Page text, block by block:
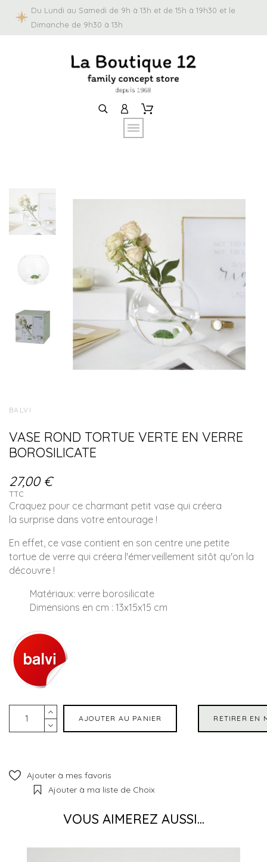
Du Lundi au Samedi de 9h à 13h et de 15h à 19h30 et le
Dimanche de 9h30 à 13h
BALVI
VASE ROND TORTUE VERTE EN VERRE
BOROSILICATE
27,00 €
TTC
Craquez pour ce charmant petit vase qui créera
la surprise dans votre entourage !
En effet, ce vase contient en son centre une petite
tortue de verre qui créera l'émerveillement sitôt qu'on la
découvre !
Matériaux: verre borosilicate
Dimensions en cm : 13x15x15 cm
AJOUTER AU PANIER RETIRER EN
Ajouter à mes favoris
Ajouter à ma liste de Choix
VOUS AIMEREZ AUSSI...